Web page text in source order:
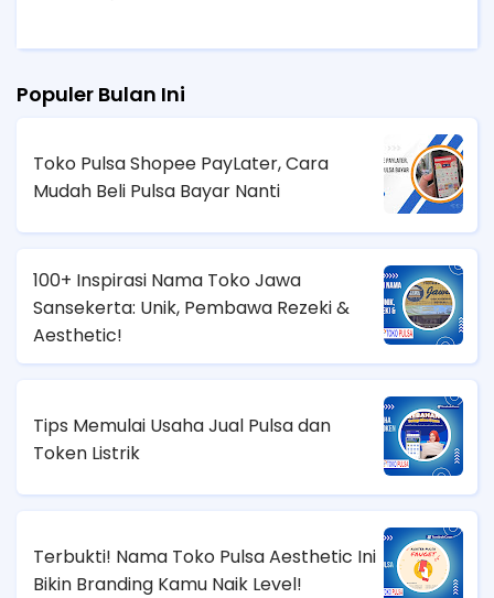
Populer Bulan Ini
Toko Pulsa Shopee PayLater, Cara
Mudah Beli Pulsa Bayar Nanti
100+ Inspirasi Nama Toko Jawa
Sansekerta: Unik, Pembawa Rezeki &
Aesthetic!
Tips Memulai Usaha Jual Pulsa dan
Token Listrik
Terbukti! Nama Toko Pulsa Aesthetic Ini
Bikin Branding Kamu Naik Level!